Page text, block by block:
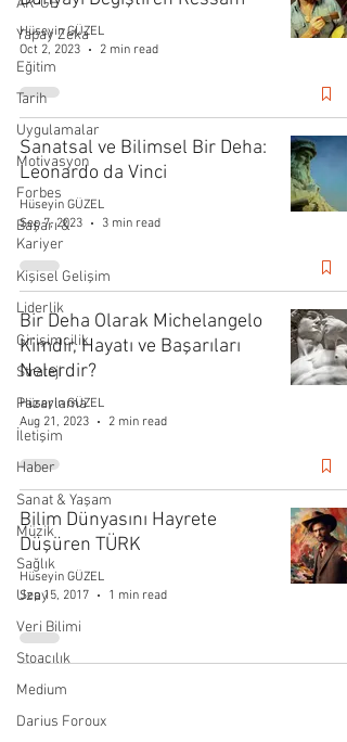
AR-GE
Yapay Zeka
Eğitim
Tarih
Uygulamalar
Motivasyon
Forbes
Başarı &
Kariyer
Kişisel Gelişim
Liderlik
Girişimcilik
Strateji
Pazarlama
İletişim
Haber
Sanat & Yaşam
Müzik
Sağlık
Uzay
Veri Bilimi
Stoacılık
Medium
Darius Foroux
Hüseyin GÜZEL
Oct 2, 2023
2 min read
Sanatsal ve Bilimsel Bir Deha:
Leonardo da Vinci
Hüseyin GÜZEL
Sep 7, 2023
3 min read
Bir Deha Olarak Michelangelo
Kimdir, Hayatı ve Başarıları
Nelerdir?
Hüseyin GÜZEL
Aug 21, 2023
2 min read
Bilim Dünyasını Hayrete
Düşüren TÜRK
Hüseyin GÜZEL
Sep 15, 2017
1 min read